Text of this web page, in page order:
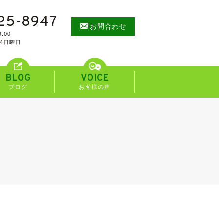
8947
日曜日
お問合わせ
BLOG
ブログ
VOICE
お客様の声